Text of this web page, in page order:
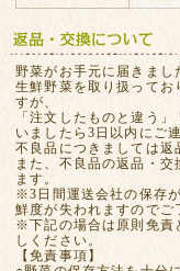
野菜がお手元に届きまし
生鮮野菜を取り扱ってお
すが、
「注文したものと違う
いましたら3日以内にご
不良品につきましては返
また、不良品の返品・
ます。
※3日間運送会社の保存
鮮度が失われますのでご
※下記の場合は原則免責
しください。
【免責事項】